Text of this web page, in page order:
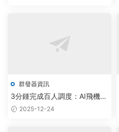
群發器資訊
3分鍾完成百人調度：AI飛機群
發器免費下載，實現航空運營
2025-12-24